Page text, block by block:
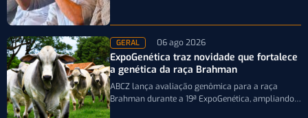
GERAL 06 ago 2026
ExpoGenética traz novidade que fortalece
a genética da raça Brahman
ABCZ lança avaliação genômica para a raça
Brahman durante a 19ª ExpoGenética, ampliando a